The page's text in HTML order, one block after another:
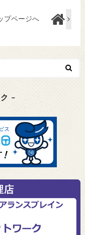
プページへ
–